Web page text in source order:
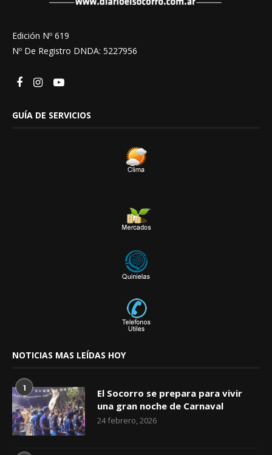
Edición Nº 619
Nº De Registro DNDA: 5227956
GUÍA DE SERVICIOS
NOTICIAS MAS LEÍDAS HOY
1
El Socorro se prepara para vivir
una gran noche de Carnaval
24 febrero, 2026